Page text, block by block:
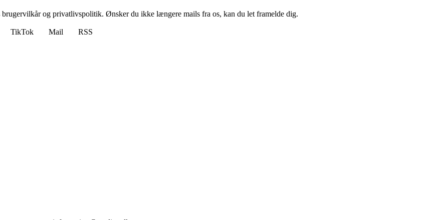
og privatlivspolitik. Ønsker du ikke længere mails fra os, kan du let framelde dig.
TikTok Mail
RSS